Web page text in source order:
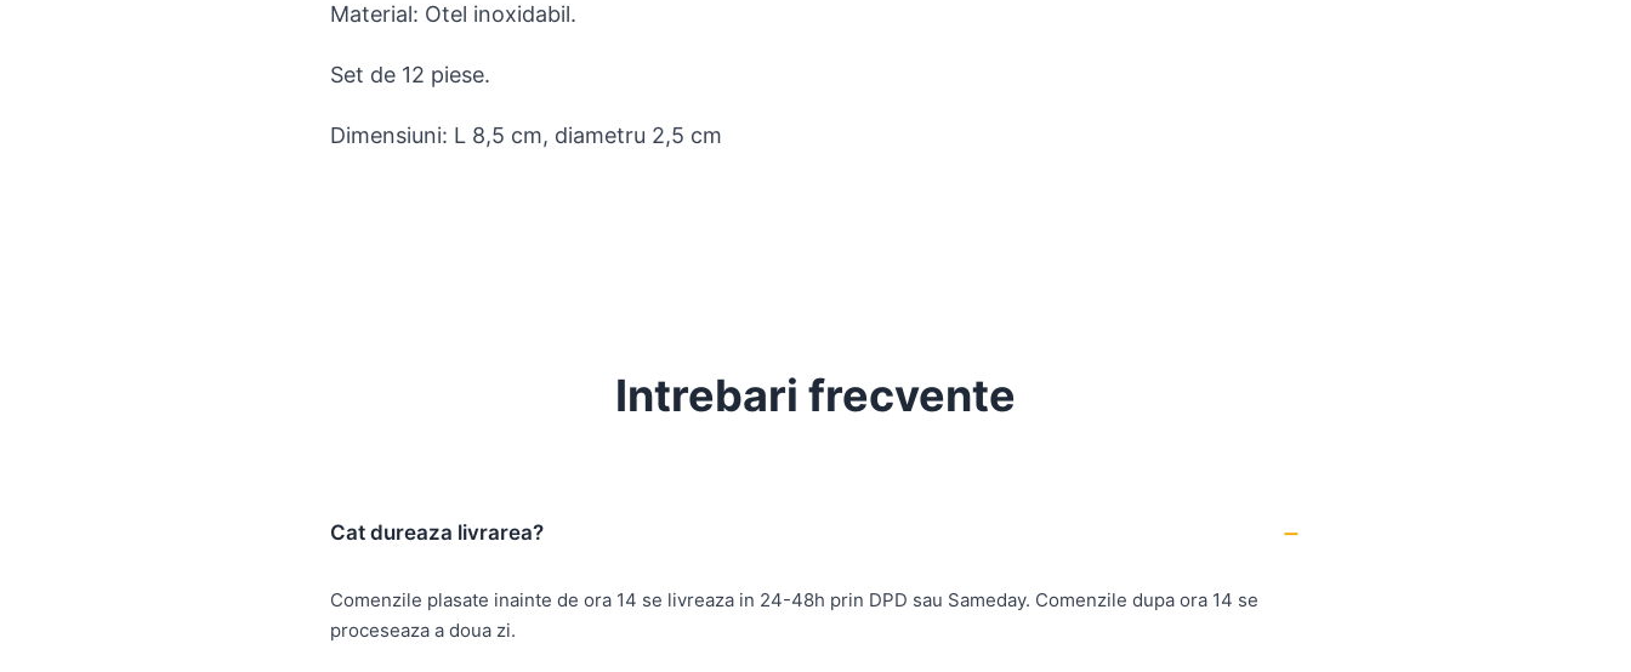
Material: Otel inoxidabil.
Set de 12 piese.
Dimensiuni: L 8,5 cm, diametru 2,5 cm
Intrebari frecvente
Cat dureaza livrarea?
Comenzile plasate inainte de ora 14 se livreaza in 24-48h prin DPD sau Sameday. Comenzile dupa ora 14 se
proceseaza a doua zi.